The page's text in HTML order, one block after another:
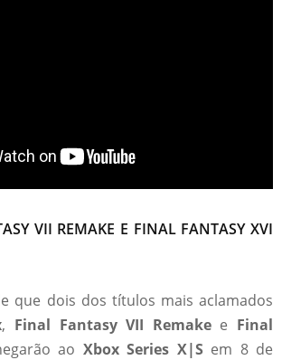
VII REMAKE E FINAL FANTASY XVI
que dois dos títulos mais aclamados
, Final Fantasy VII Remakee Final
ao Xbox Series X|Sem 8 de